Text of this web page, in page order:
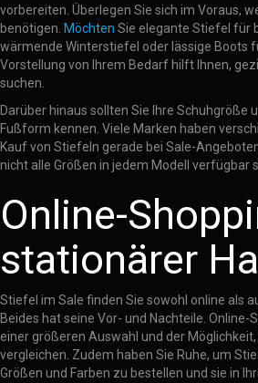
vorbereiten. Überlegen Sie sich im Voraus,
benötigen. Möchten Sie elegante Stiefel für
wärmende Winterstiefel oder lässige Boots
Vorstellung von Ihrem Bedarf hilft Ihnen,
suchen.
Darüber hinaus sollten Sie Ihre Schuhgröße
Fußform kennen. Viele Marken haben
Kauf von Stiefeln gerade bei Sale-
nicht alle Größen in jedem Modell verfügbar
Online-
stationärer
Stiefel im Sale finden Sie sowohl online als
Beides hat seine Vor- und Nachteile. Online-
einer größeren Auswahl und der
vergleichen. Zudem haben Sie Ruhe, um
Größen und Farben zu bestellen und sie in